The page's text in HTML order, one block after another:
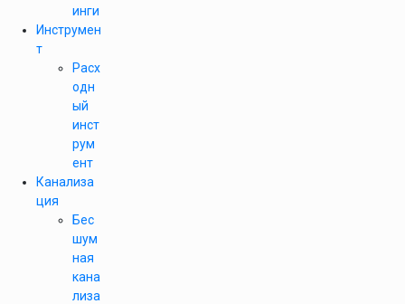
инги
Инструмен
т
Расх
одн
ый
инст
рум
ент
Канализа
ция
Бес
шум
ная
кана
лиза